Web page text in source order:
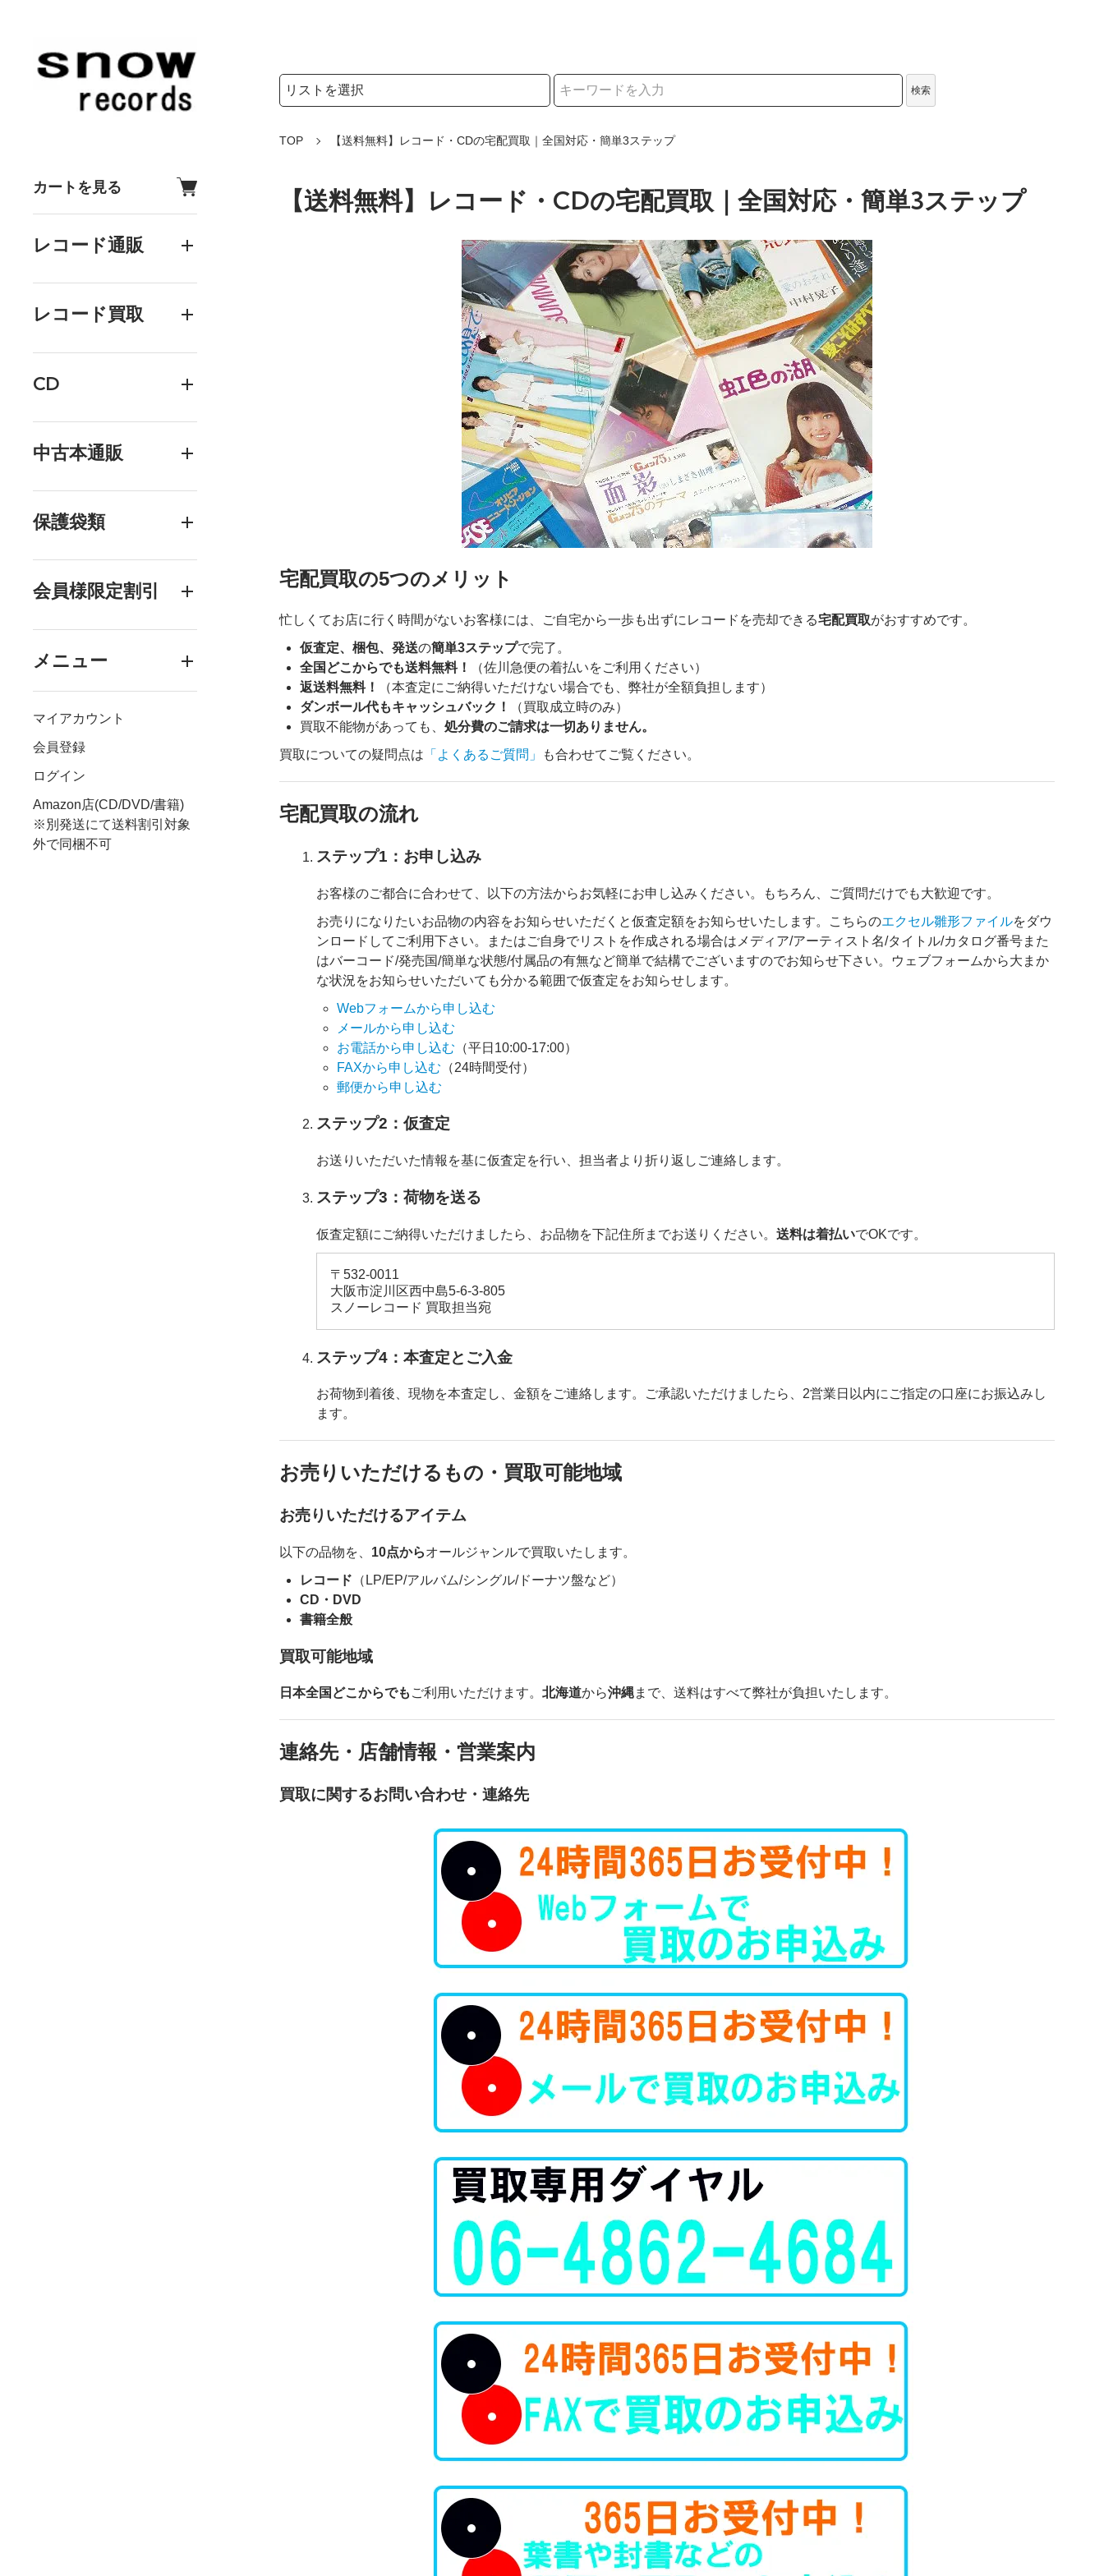
カートを見る
レコード通販
レコード買取
CD
中古本通販
保護袋類
会員様限定割引
メニュー
マイアカウント
会員登録
ログイン
Amazon店(CD/DVD/書籍)
※別発送にて送料割引対象
外で同梱不可
検索リストの選択
検索
TOP 【送料無料】レコード・CDの宅配買取｜全国対応・簡単3ステップ
【送料無料】レコード・CDの宅配買取｜全国対応・簡単3ステップ
宅配買取の5つのメリット
忙しくてお店に行く時間がないお客様には、ご自宅から一歩も出ずにレコードを売却できる宅配買取がおすすめです。
仮査定、梱包、発送の簡単3ステップで完了。
全国どこからでも送料無料！
（佐川急便の着払いをご利用ください）
返送料無料！
（本査定にご納得いただけない場合でも、弊社が全額負担します）
ダンボール代もキャッシュバック！
（買取成立時のみ）
買取不能物があっても、 処分費のご請求は一切ありません。
買取についての疑問点は 「よくあるご質問」 も合わせてご覧ください。
宅配買取の流れ
ステップ1：お申し込み
お客様のご都合に合わせて、以下の方法からお気軽にお申し込みください。もちろん、ご質問だけでも大歓迎です。
お売りになりたいお品物の内容をお知らせいただくと仮査定額をお知らせいたします。こちらのエクセル雛形ファイルをダウ
ンロードしてご利用下さい。またはご自身でリストを作成される場合はメディア/アーティスト名/タイトル/カタログ番号また
はバーコード/発売国/簡単な状態/付属品の有無など簡単で結構でございますのでお知らせ下さい。ウェブフォームから大まか
な状況をお知らせいただいても分かる範囲で仮査定をお知らせします。
Webフォームから申し込む
メールから申し込む
お電話から申し込む （平日10:00-17:00）
FAXから申し込む （24時間受付）
郵便から申し込む
ステップ2：仮査定
お送りいただいた情報を基に仮査定を行い、担当者より折り返しご連絡します。
ステップ3：荷物を送る
仮査定額にご納得いただけましたら、お品物を下記住所までお送りください。 送料は着払いでOKです。
〒532-0011
大阪市淀川区西中島5-6-3-805
スノーレコード 買取担当宛
ステップ4：本査定とご入金
お荷物到着後、現物を本査定し、金額をご連絡します。ご承認いただけましたら、2営業日以内にご指定の口座にお振込みし
ます。
お売りいただけるもの・買取可能地域
お売りいただけるアイテム
以下の品物を、 10点からオールジャンルで買取いたします。
レコード （LP/EP/アルバム/シングル/ドーナツ盤など）
CD・DVD
書籍全般
買取可能地域
日本全国どこからでも ご利用いただけます。 北海道から沖縄まで、送料はすべて弊社が負担いたします。
連絡先・店舗情報・営業案内
買取に関するお問い合わせ・連絡先